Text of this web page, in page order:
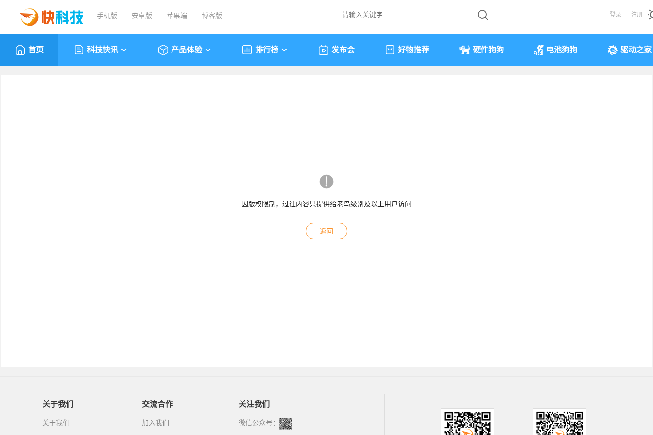
手机版 安卓版 苹果端 博客版 登录 注册
首页 科技快讯 产品体验 排行榜 发布会 好物推荐 硬件狗狗 电池狗狗 驱动之家
因版权限制，过往内容只提供给老鸟级别及以上用户访问
返回
关于我们
关于我们
交流合作
加入我们
关注我们
微信公众号：